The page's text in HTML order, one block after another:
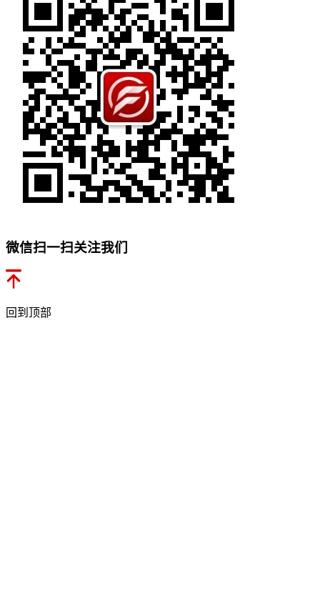
微信扫一扫关注我们
回到顶部